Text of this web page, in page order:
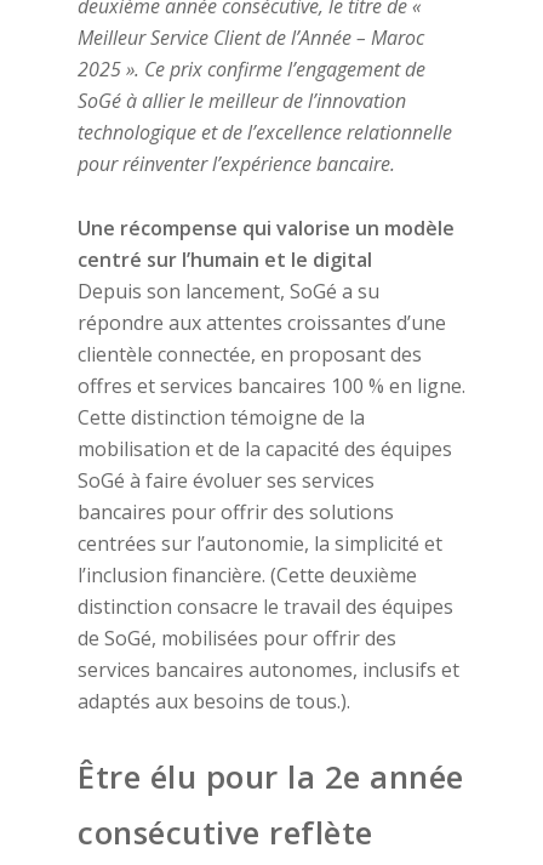
deuxième année consécutive, le titre de «
Meilleur Service Client de l’Année – Maroc
2025 ». Ce prix confirme l’engagement de
SoGé à allier le meilleur de l’innovation
technologique et de l’excellence relationnelle
pour réinventer l’expérience bancaire.
Une récompense qui valorise un modèle
centré sur l’humain et le digital
Depuis son lancement, SoGé a su
répondre aux attentes croissantes d’une
clientèle connectée, en proposant des
offres et services bancaires 100 % en ligne.
Cette distinction témoigne de la
mobilisation et de la capacité des équipes
SoGé à faire évoluer ses services
bancaires pour offrir des solutions
centrées sur l’autonomie, la simplicité et
l’inclusion financière. (Cette deuxième
distinction consacre le travail des équipes
de SoGé, mobilisées pour offrir des
services bancaires autonomes, inclusifs et
adaptés aux besoins de tous.).
Être élu pour la 2e année
consécutive reflète